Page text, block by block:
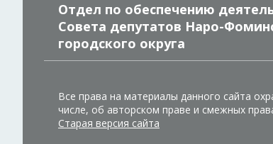
Отдел по обеспечению
Совета депутатов Наро-
городского округа
Все права на материалы данного сайта
числе, об авторском праве и смежных
Старая версия сайта